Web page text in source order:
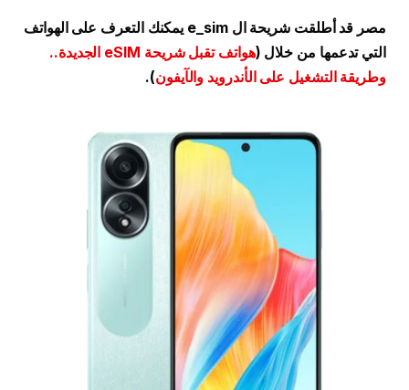
مصر قد أطلقت شريحة ال e_sim يمكنك التعرف على الهواتف
التي تدعمها من خلال (
هواتف تقبل شريحة eSIM الجديدة..
وطريقة التشغيل على الأندرويد والآيفون).